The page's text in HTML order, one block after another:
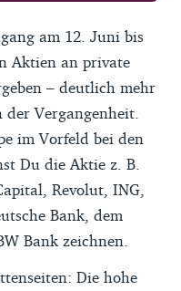
am 12. Juni bis
Aktien an private
– deutlich mehr
Vergangenheit.
im Vorfeld bei den
Du die Aktie z. B.
Revolut, ING,
Bank, dem
Bank zeichnen.
Die hohe